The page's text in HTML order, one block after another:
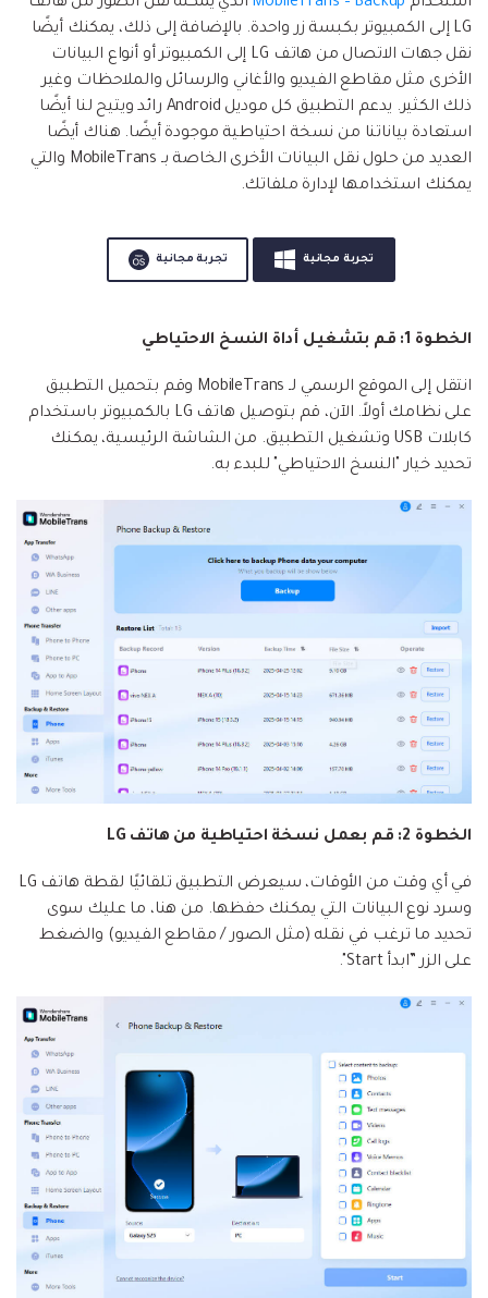
LG إلى الكمبيوتر بكبسة زر واحدة. بالإضافة إلى ذلك، يمكنك أيضًا
نقل جهات الاتصال من هاتف LG إلى الكمبيوتر أو أنواع البيانات
الأخرى مثل مقاطع الفيديو والأغاني والرسائل والملاحظات وغير
ذلك الكثير. يدعم التطبيق كل موديل Android رائد ويتيح لنا أيضًا
استعادة بياناتنا من نسخة احتياطية موجودة أيضًا. هناك أيضًا
العديد من حلول نقل البيانات الأخرى الخاصة بـ MobileTrans والتي
يمكنك استخدامها لإدارة ملفاتك.
تجربة مجانية تجربة مجانية
الخطوة 1: قم بتشغيل أداة النسخ الاحتياطي
انتقل إلى الموقع الرسمي لـ MobileTrans وقم بتحميل التطبيق
على نظامك أولاً. الآن، قم بتوصيل هاتف LG بالكمبيوتر باستخدام
كابلات USB وتشغيل التطبيق. من الشاشة الرئيسية، يمكنك
تحديد خيار "النسخ الاحتياطي" للبدء به.
الخطوة 2: قم بعمل نسخة احتياطية من هاتف LG
في أي وقت من الأوقات، سيعرض التطبيق تلقائيًا لقطة هاتف LG
وسرد نوع البيانات التي يمكنك حفظها. من هنا، ما عليك سوى
تحديد ما ترغب في نقله (مثل الصور / مقاطع الفيديو) والضغط
على الزر ”ابدأ Start".